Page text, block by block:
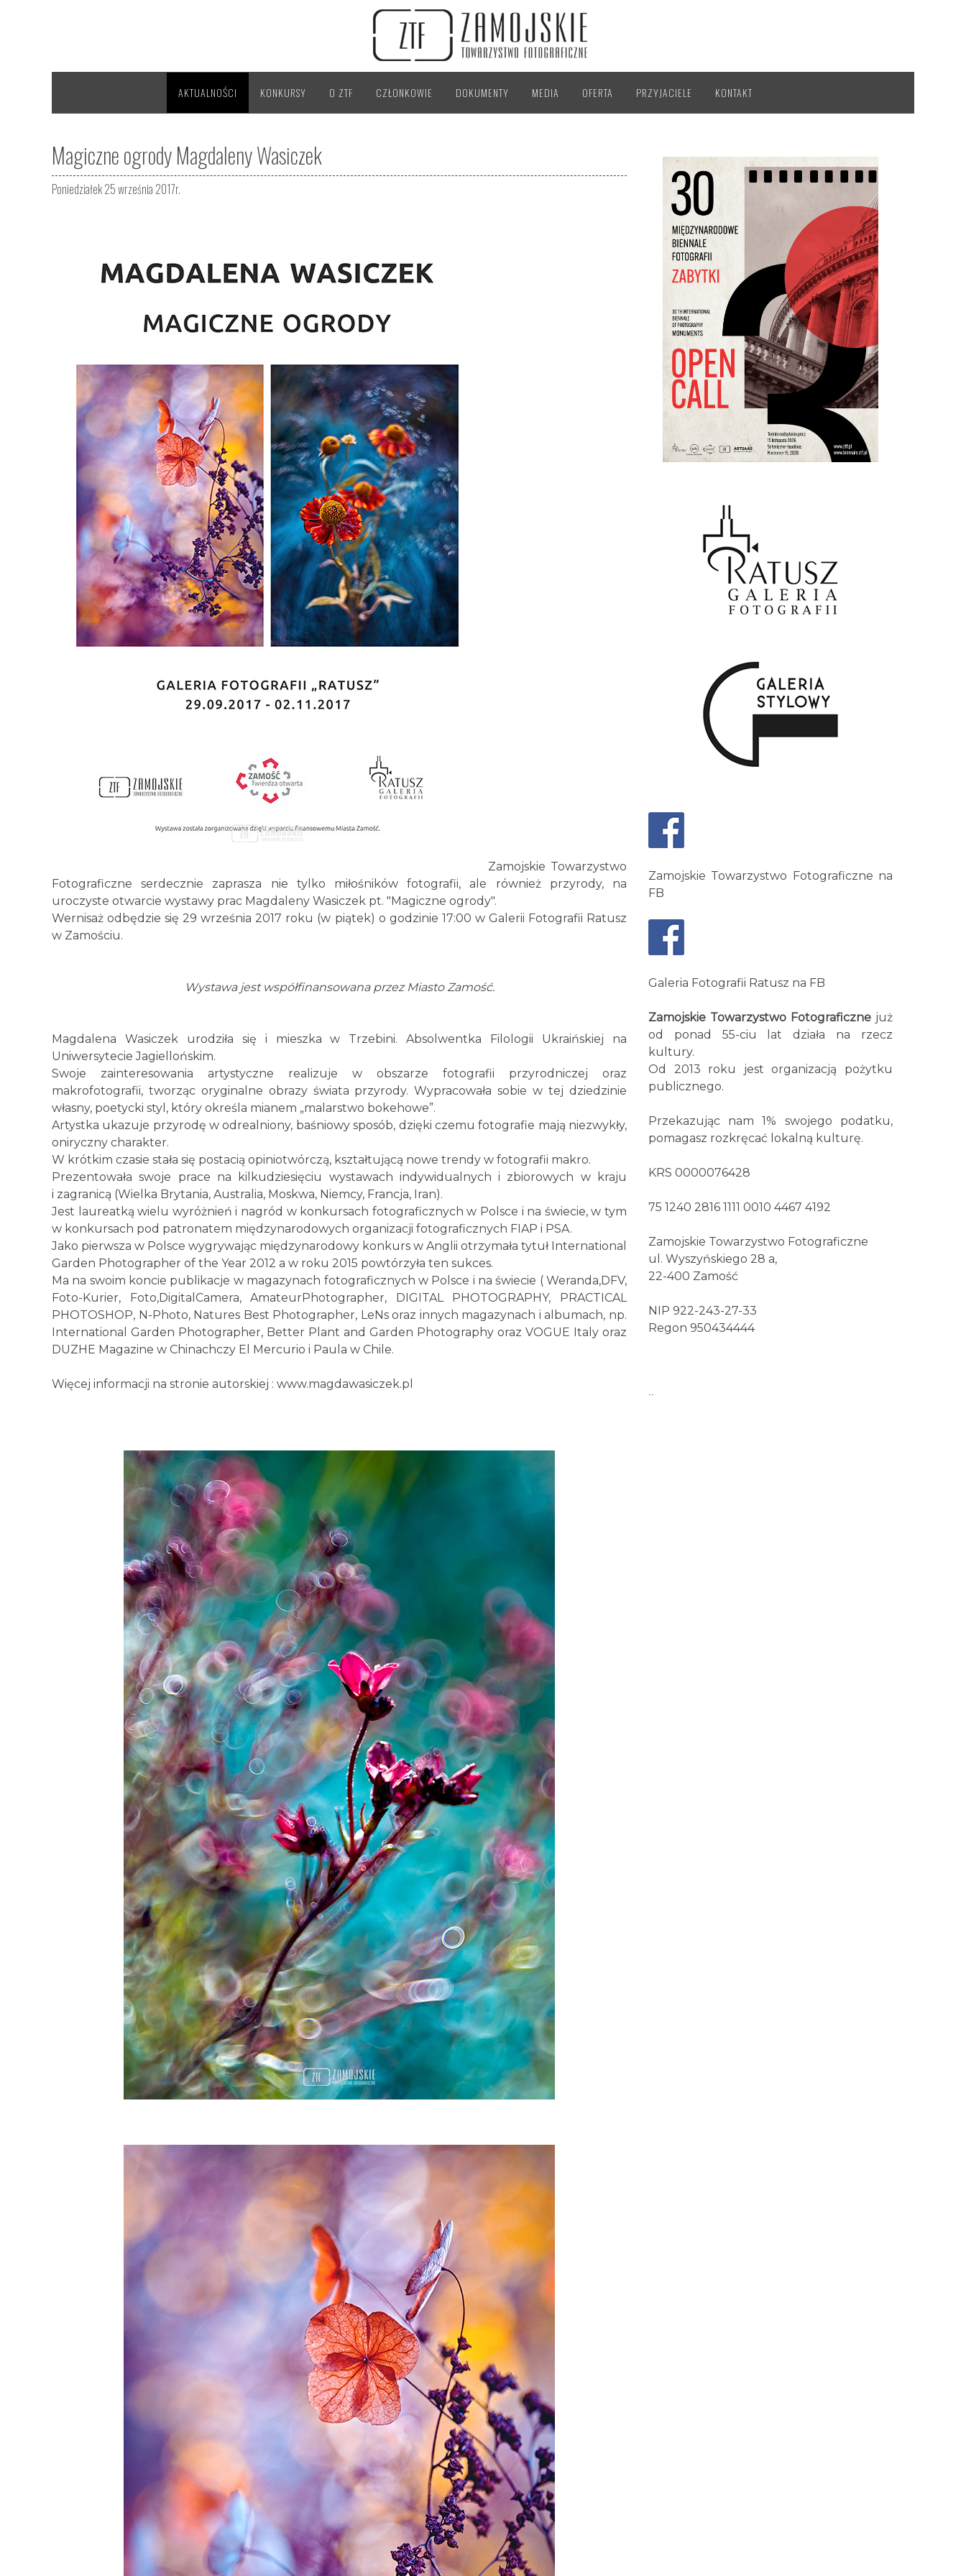
AKTUALNOŚCI KONKURSY O ZTF CZŁONKOWIE DOKUMENTY MEDIA OFERTA PRZYJACIELE KONTAKT
Magiczne ogrody Magdaleny Wasiczek
Poniedziałek 25 września 2017r.
Zamojskie Towarzystwo
Fotograficzne serdecznie zaprasza nie tylko miłośników fotografii, ale również przyrody, na
uroczyste otwarcie wystawy prac Magdaleny Wasiczek pt. "Magiczne ogrody".
Wernisaż odbędzie się 29 września 2017 roku (w piątek) o godzinie 17:00 w Galerii Fotografii Ratusz
w Zamościu.
Wystawa jest współfinansowana przez Miasto Zamość.
Magdalena Wasiczek urodziła się i mieszka w Trzebini. Absolwentka Filologii Ukraińskiej na
Uniwersytecie Jagiellońskim.
Swoje zainteresowania artystyczne realizuje w obszarze fotografii przyrodniczej oraz
makrofotografii, tworząc oryginalne obrazy świata przyrody. Wypracowała sobie w tej dziedzinie
własny, poetycki styl, który określa mianem „malarstwo bokehowe”.
Artystka ukazuje przyrodę w odrealniony, baśniowy sposób, dzięki czemu fotografie mają niezwykły,
oniryczny charakter.
W krótkim czasie stała się postacią opiniotwórczą, kształtującą nowe trendy w fotografii makro.
Prezentowała swoje prace na kilkudziesięciu wystawach indywidualnych i zbiorowych w kraju
i zagranicą (Wielka Brytania, Australia, Moskwa, Niemcy, Francja, Iran).
Jest laureatką wielu wyróżnień i nagród w konkursach fotograficznych w Polsce i na świecie, w tym
w konkursach pod patronatem międzynarodowych organizacji fotograficznych FIAP i PSA.
Jako pierwsza w Polsce wygrywając międzynarodowy konkurs w Anglii otrzymała tytuł International
Garden Photographer of the Year 2012 a w roku 2015 powtórzyła ten sukces.
Ma na swoim koncie publikacje w magazynach fotograficznych w Polsce i na świecie ( Weranda,DFV,
Foto-Kurier, Foto,DigitalCamera, AmateurPhotographer, DIGITAL PHOTOGRAPHY, PRACTICAL
PHOTOSHOP, N-Photo, Natures Best Photographer, LeNs oraz innych magazynach i albumach, np.
International Garden Photographer, Better Plant and Garden Photography oraz VOGUE Italy oraz
DUZHE Magazine w Chinachczy El Mercurio i Paula w Chile.
Więcej informacji na stronie autorskiej : www.magdawasiczek.pl
Zamojskie Towarzystwo Fotograficzne na
FB
Galeria Fotografii Ratusz na FB
Zamojskie Towarzystwo Fotograficzne już
od ponad 55-ciu lat działa na rzecz
kultury.
Od 2013 roku jest organizacją pożytku
publicznego.
Przekazując nam 1% swojego podatku,
pomagasz rozkręcać lokalną kulturę.
KRS 0000076428
75 1240 2816 1111 0010 4467 4192
Zamojskie Towarzystwo Fotograficzne
ul. Wyszyńskiego 28 a,
22-400 Zamość
NIP 922-243-27-33
Regon 950434444